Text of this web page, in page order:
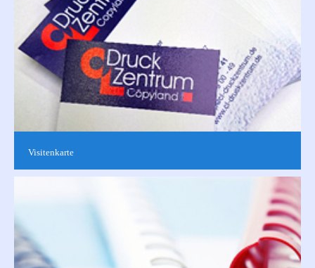
Visitenkarte
Repräsentative Visitenkarten sind nicht nur im Geschäftsleben
unerlässlich. Gerne können Sie aus unseren Vorlagen wählen,